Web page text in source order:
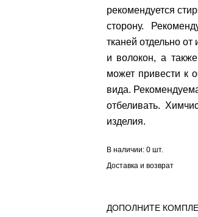
рекомендуется
сторону.
тканей отдельно
и волокон, а
может привести к
вида.
отбеливать.
изделия.
В наличии: 0 шт.
Доставка и возврат
ДОПОЛНИТЕ